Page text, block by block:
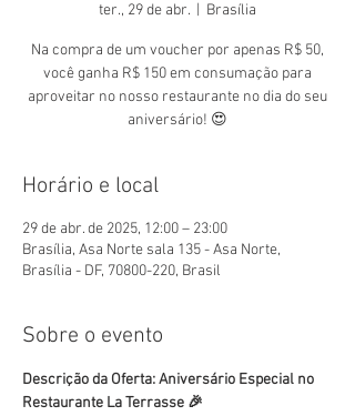
ter., 29 de abr. Brasília
Na compra de um voucher por apenas R$ 50,
você ganha R$ 150 em consumação para
aproveitar no nosso restaurante no dia do seu
aniversário! 😍
Horário e local
29 de abr. de 2025, 12:00 – 23:00
Brasília, Asa Norte sala 135 - Asa Norte,
Brasília - DF, 70800-220, Brasil
Sobre o evento
Descrição da Oferta: Aniversário Especial no
Restaurante La Terrasse 🎉